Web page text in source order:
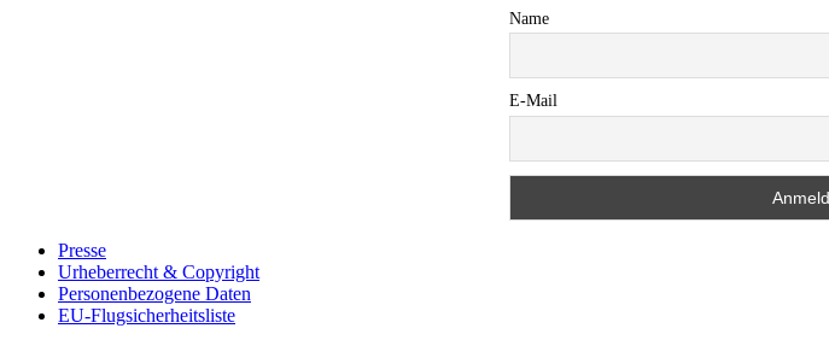
Name
E-Mail
Presse
Urheberrecht & Copyright
Personenbezogene Daten
EU-Flugsicherheitsliste